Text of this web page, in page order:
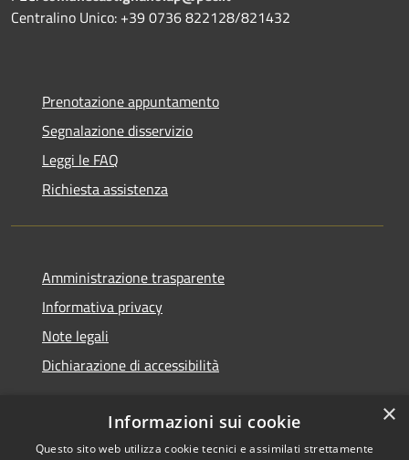
Centralino Unico: +39 0736 822128/821432
Prenotazione appuntamento
Segnalazione disservizio
Leggi le FAQ
Richiesta assistenza
Amministrazione trasparente
Informativa privacy
Note legali
Dichiarazione di accessibilità
×
Informazioni sui cookie
Questo sito web utilizza cookie tecnici e assimilati strettamente